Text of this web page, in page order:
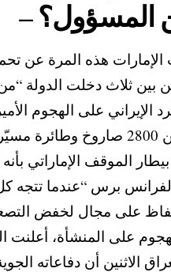
المسؤول؟ –
هذه المرة عن
بين ثلاث دخلت الدولة “من
الموقف الإماراتي
برس “عندما تتجه
على مجال لخفض
على المنشأة، أعلنت
الاثنين أن دفاعاته